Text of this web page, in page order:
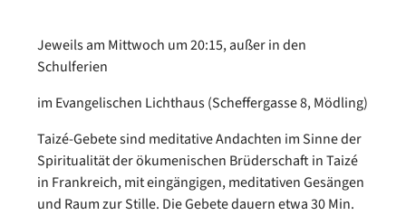
Jeweils am Mittwoch um 20:15, außer in den
Schulferien
im Evangelischen Lichthaus (Scheffergasse 8, Mödling)
Taizé-Gebete sind meditative Andachten im Sinne der
Spiritualität der ökumenischen Brüderschaft in Taizé
in Frankreich, mit eingängigen, meditativen Gesängen
und Raum zur Stille. Die Gebete dauern etwa 30 Min.